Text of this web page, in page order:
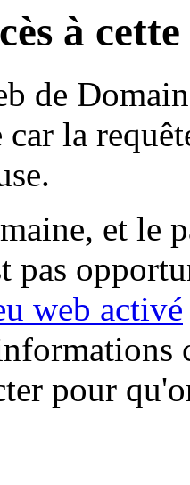
à
de
car la
et le
pas
web activé
pour